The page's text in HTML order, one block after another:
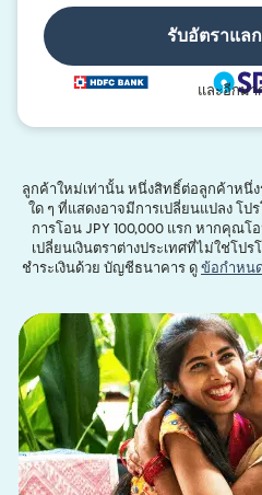
รับอัตราแล
และอีกมา
ลูกค้าใหม่เท่านั้น หนึ่งสิทธิ์ต่อลูกค้าหนึ่ง
ใด ๆ ที่แสดงอาจมีการเปลี่ยนแปลง โป
การโอน JPY 100,000 แรก หากคุณโอ
เปลี่ยนเงินตราต่างประเทศที่ไม่ใช่โ
ชำระเงินด้วย บัญชีธนาคาร ดู ข้อกำหน